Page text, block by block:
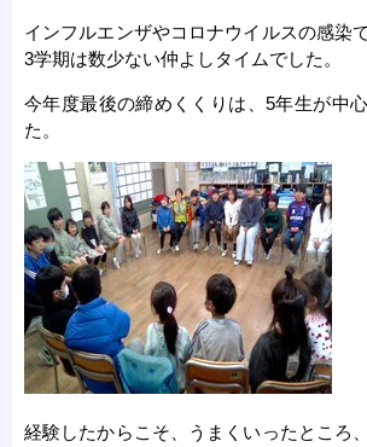
インフルエンザやコロナウイルスの感染
3学期は数少ない仲よしタイムでした。
今年度最後の締めくくりは、5年生が中
た。
経験したからこそ、うまくいったところ